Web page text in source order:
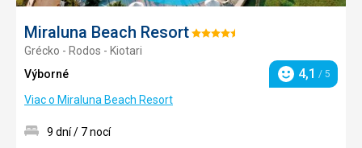
Miraluna Beach ResortHodnotenie:
Grécko - Rodos - Kiotari
Výborné
Hodnotenie
4,1 / 5
Viac o Miraluna Beach Resort
9 dní / 7 nocí